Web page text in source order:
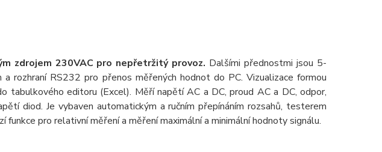
zdrojem 230VAC pro nepřetržitý provoz. Dalšími přednostmi jsou 5-
rozhraní RS232 pro přenos měřených hodnot do PC. Vizualizace formou
tabulkového editoru (Excel). Měří napětí AC a DC, proud AC a DC, odpor,
diod. Je vybaven automatickým a ručním přepínáním rozsahů, testerem
pro relativní měření a měření maximální a minimální hodnoty signálu.